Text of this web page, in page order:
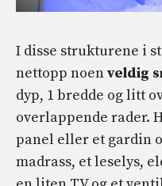
I disse strukturene i
nettopp noenveldig
dyp, 1 bredde og litt
overlappende rader.
panel eller et gardin
madrass, et leselys,